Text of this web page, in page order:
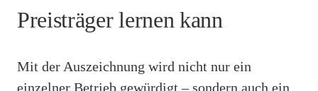
Preisträger lernen kann
Mit der Auszeichnung wird nicht nur ein
einzelner Betrieb gewürdigt – sondern auch ein